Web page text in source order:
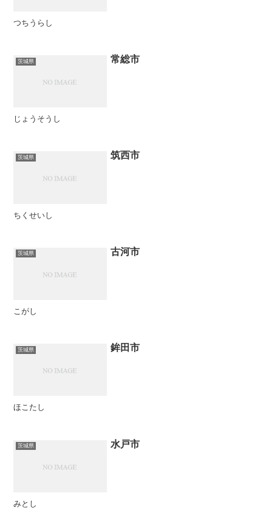
つちうらし
茨城県 常総市
じょうそうし
茨城県 筑西市
ちくせいし
茨城県 古河市
こがし
茨城県 鉾田市
ほこたし
茨城県 水戸市
みとし